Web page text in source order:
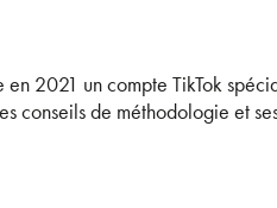
2021 un compte TikTok
conseils de méthodologie et